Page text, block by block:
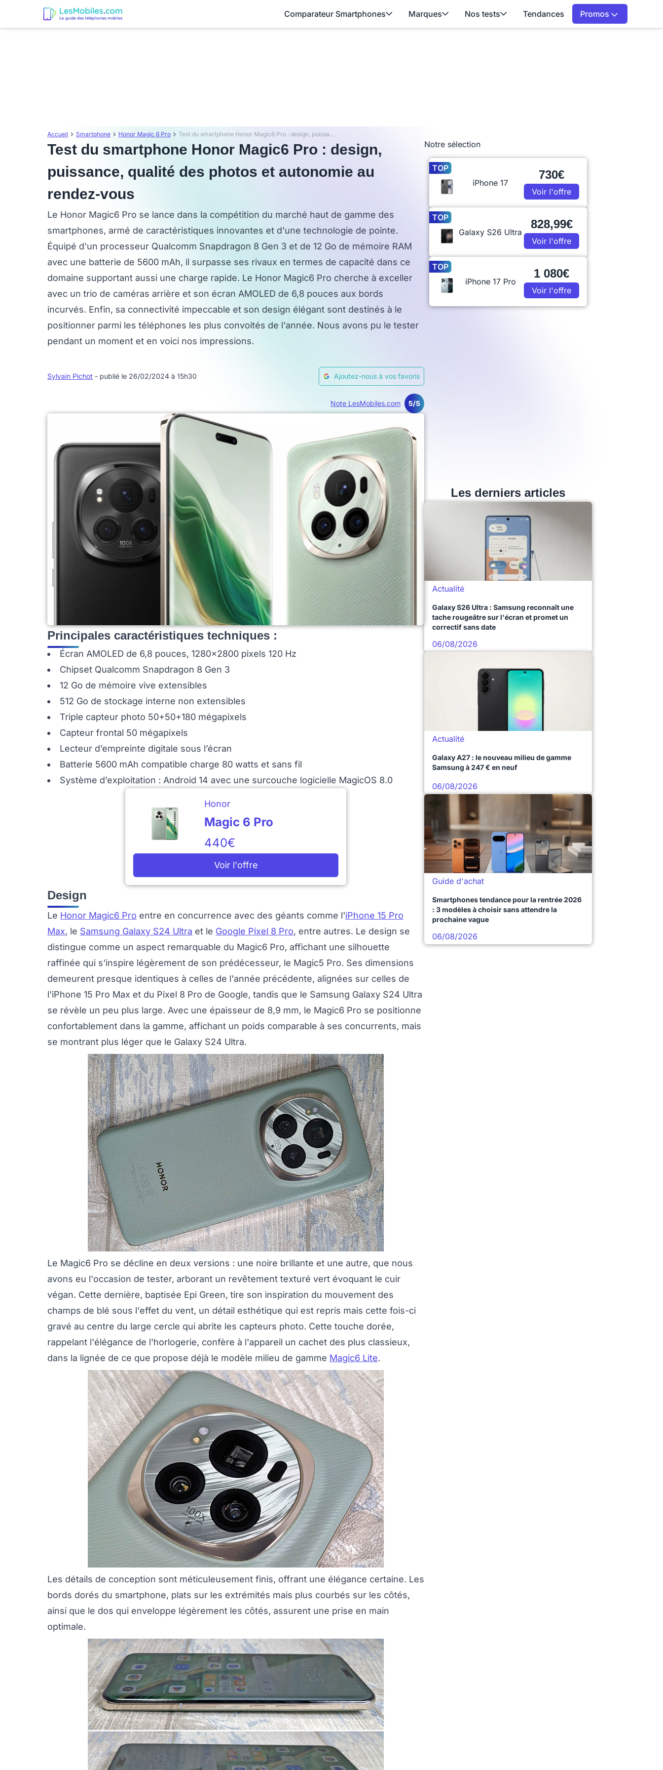
Comparateur Smartphones Marques Nos tests Tendances Promos
Accueil Smartphone Honor Magic 6 Pro Test du smartphone Honor Magic6 Pro : design, puissance, qualité des photos et autonomie au rendez-vous
Test du smartphone Honor Magic6 Pro : design,
puissance, qualité des photos et autonomie au
rendez-vous
Le Honor Magic6 Pro se lance dans la compétition du marché haut de gamme des
smartphones, armé de caractéristiques innovantes et d'une technologie de pointe.
Équipé d'un processeur Qualcomm Snapdragon 8 Gen 3 et de 12 Go de mémoire RAM
avec une batterie de 5600 mAh, il surpasse ses rivaux en termes de capacité dans ce
domaine supportant aussi une charge rapide. Le Honor Magic6 Pro cherche à exceller
avec un trio de caméras arrière et son écran AMOLED de 6,8 pouces aux bords
incurvés. Enfin, sa connectivité impeccable et son design élégant sont destinés à le
positionner parmi les téléphones les plus convoités de l'année. Nous avons pu le tester
pendant un moment et en voici nos impressions.
Sylvain Pichot - publié le 26/02/2024 à 15h30 Ajoutez-nous à vos favoris
Note LesMobiles.com 5/5
Principales caractéristiques techniques :
Écran AMOLED de 6,8 pouces, 1280x2800 pixels 120 Hz
Chipset Qualcomm Snapdragon 8 Gen 3
12 Go de mémoire vive extensibles
512 Go de stockage interne non extensibles
Triple capteur photo 50+50+180 mégapixels
Capteur frontal 50 mégapixels
Lecteur d’empreinte digitale sous l’écran
Batterie 5600 mAh compatible charge 80 watts et sans fil
Système d’exploitation : Android 14 avec une surcouche logicielle MagicOS 8.0
Honor
Magic 6 Pro
440€
Voir l'offre
Design
Le Honor Magic6 Pro entre en concurrence avec des géants comme l'iPhone 15 Pro
Max, le Samsung Galaxy S24 Ultra et le Google Pixel 8 Pro, entre autres. Le design se
distingue comme un aspect remarquable du Magic6 Pro, affichant une silhouette
raffinée qui s'inspire légèrement de son prédécesseur, le Magic5 Pro. Ses dimensions
demeurent presque identiques à celles de l'année précédente, alignées sur celles de
l'iPhone 15 Pro Max et du Pixel 8 Pro de Google, tandis que le Samsung Galaxy S24 Ultra
se révèle un peu plus large. Avec une épaisseur de 8,9 mm, le Magic6 Pro se positionne
confortablement dans la gamme, affichant un poids comparable à ses concurrents, mais
se montrant plus léger que le Galaxy S24 Ultra.
Le Magic6 Pro se décline en deux versions : une noire brillante et une autre, que nous
avons eu l'occasion de tester, arborant un revêtement texturé vert évoquant le cuir
végan. Cette dernière, baptisée Epi Green, tire son inspiration du mouvement des
champs de blé sous l'effet du vent, un détail esthétique qui est repris mais cette fois-ci
gravé au centre du large cercle qui abrite les capteurs photo. Cette touche dorée,
rappelant l'élégance de l'horlogerie, confère à l'appareil un cachet des plus classieux,
dans la lignée de ce que propose déjà le modèle milieu de gamme Magic6 Lite.
Les détails de conception sont méticuleusement finis, offrant une élégance certaine. Les
bords dorés du smartphone, plats sur les extrémités mais plus courbés sur les côtés,
ainsi que le dos qui enveloppe légèrement les côtés, assurent une prise en main
optimale.
Notre sélection
TOP
iPhone 17
730€
Voir l'offre
TOP
Galaxy S26 Ultra
828,99€
Voir l'offre
TOP
iPhone 17 Pro
1 080€
Voir l'offre
Les derniers articles
Actualité
Galaxy S26 Ultra : Samsung reconnaît une
tache rougeâtre sur l'écran et promet un
correctif sans date
06/08/2026
Actualité
Galaxy A27 : le nouveau milieu de gamme
Samsung à 247 € en neuf
06/08/2026
Guide d'achat
Smartphones tendance pour la rentrée 2026
: 3 modèles à choisir sans attendre la
prochaine vague
06/08/2026